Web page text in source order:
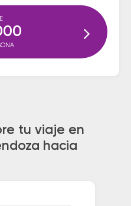
tu viaje en
hacia